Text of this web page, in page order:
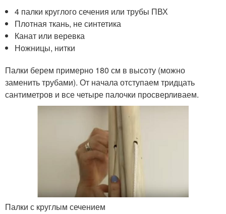
4 палки круглого сечения или трубы ПВХ
Плотная ткань, не синтетика
Канат или веревка
Ножницы, нитки
Палки берем примерно 180 см в высоту (можно
заменить трубами). От начала отступаем тридцать
сантиметров и все четыре палочки просверливаем.
Палки с круглым сечением